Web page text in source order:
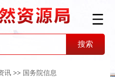
讯 >> 国务院信息